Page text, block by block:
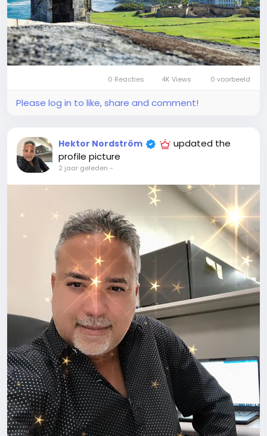
0 Reacties 4K Views 0 voorbeeld
Please log in to like, share and comment!
Hektor Nordström
updated the
profile picture
2 jaar geleden -